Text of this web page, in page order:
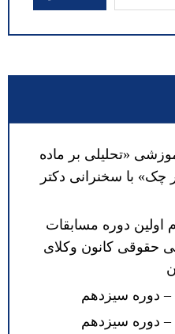
«تحلیلی بر ماده
چک» با سخنرانی دکتر
اولین دوره مسابقات
حقوقی کانون وکلای